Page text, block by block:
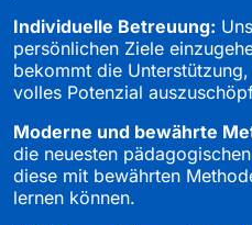
Individuelle Betreuung:
persönlichen Ziele
bekommt die
volles Potenzial
Moderne und bewährte
die neuesten
diese mit bewährten
lernen können.